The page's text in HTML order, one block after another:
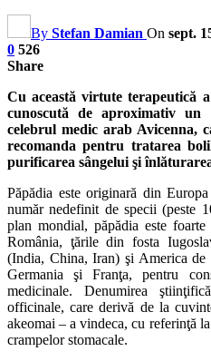
By Stefan Damian On sept.
0 526
Share
Cu această virtute terapeutică
cunoscută de aproximativ
celebrul medic arab Avicenna,
recomanda pentru tratarea
purificarea sângelui şi
Păpădia este originară din
număr nedefinit de specii (peste
plan mondial, păpădia este
România, ţările din fosta
(India, China, Iran) şi America
Germania şi Franţa, pentru
medicinale. Denumirea
officinale, care derivă de la
akeomai – a vindeca, cu referinţă
crampelor stomacale.